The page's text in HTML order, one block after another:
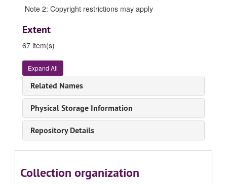
Note 2: Copyright restrictions may apply
Extent
67 item(s)
Expand All
Related Names
Physical Storage Information
Repository Details
Collection organization
Ma Meng papers 馬蒙書信文件